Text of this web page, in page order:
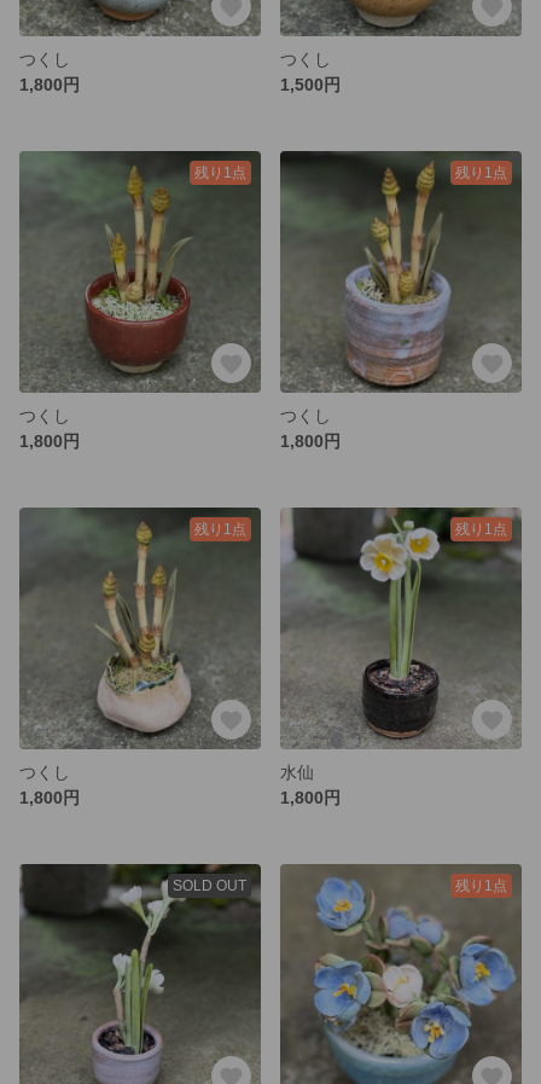
つくし
1,800円
つくし
1,500円
残り1点
つくし
1,800円
残り1点
つくし
1,800円
残り1点
つくし
1,800円
残り1点
水仙
1,800円
SOLD OUT 残り1点